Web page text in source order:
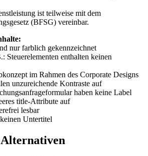
ist teilweise mit dem
(BFSG) vereinbar.
nur farblich gekennzeichnet
Steuerelementen enthalten keinen
im Rahmen des Corporate Designs
unzureichende Kontraste auf
haben keine Label
title-Attribute auf
lesbar
Untertitel